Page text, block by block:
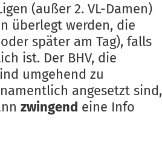
(außer 2. VL-Damen)
überlegt werden, die
später am Tag), falls
ist. Der BHV, die
umgehend zu
angesetzt sind,
zwingend eine Info